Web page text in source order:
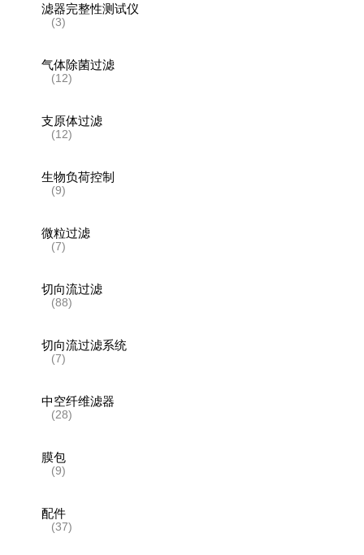
滤器完整性测试仪
(3)
气体除菌过滤
(12)
支原体过滤
(12)
生物负荷控制
(9)
微粒过滤
(7)
切向流过滤
(88)
切向流过滤系统
(7)
中空纤维滤器
(28)
膜包
(9)
配件
(37)